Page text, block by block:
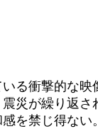
る衝撃的な映
災が繰り返さ
を禁じ得ない